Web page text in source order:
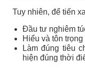
Tuy nhiên, để tiến
Đầu tư nghiêm
Hiểu và tôn
Làm đúng tiêu
hiện đúng thời